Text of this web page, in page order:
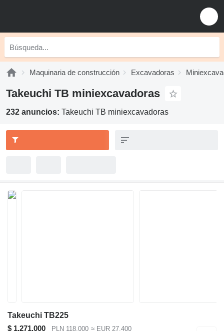
Maquinaria de construcción Excavadoras
Takeuchi TB miniexcavadoras
232 anuncios: Takeuchi TB miniexcavadoras
Takeuchi TB225
$ 1.271.000
PLN 118.000 ≈ EUR 27.400